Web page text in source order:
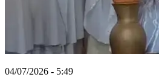
04/07/2026 - 5:49